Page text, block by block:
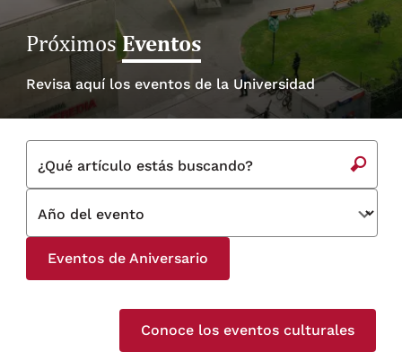
PróximosEventos
Revisa aquí los eventos de la Universidad
¿Qué artículo estás buscando?
Año del evento
Eventos de Aniversario
Conoce los eventos culturales